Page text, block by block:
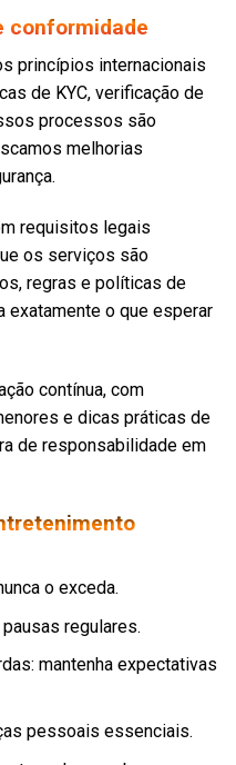
conformidade
princípios internacionais
de KYC, verificação de
processos são
melhorias
requisitos legais
os serviços são
regras e políticas de
exatamente o que esperar
contínua, com
e dicas práticas de
de responsabilidade em
o exceda.
regulares.
mantenha expectativas
pessoais essenciais.